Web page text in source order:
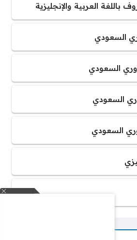
باللغة العربية والإنجليزية
السعودي
السعودي
السعودي
السعودي